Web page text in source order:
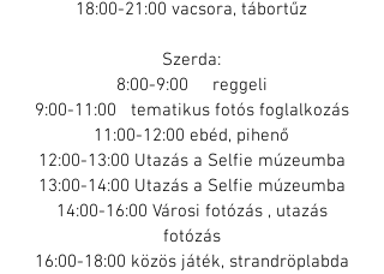
18:00-21:00 vacsora, tábortűz
Szerda:
8:00-9:00 reggeli
9:00-11:00 tematikus fotós foglalkozás
11:00-12:00 ebéd, pihenő
12:00-13:00 Utazás a Selfie múzeumba
13:00-14:00 Utazás a Selfie múzeumba
14:00-16:00 Városi fotózás , utazás
fotózás
16:00-18:00 közös játék, strandröplabda